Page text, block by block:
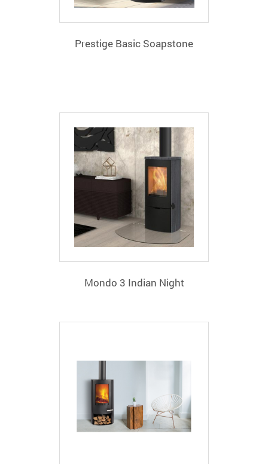
Prestige Basic Soapstone
Mondo 3 Indian Night